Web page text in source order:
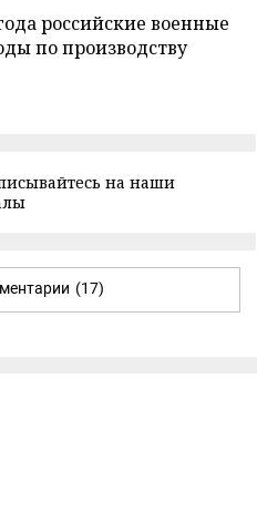
российские военные
по производству
на наши
(17)